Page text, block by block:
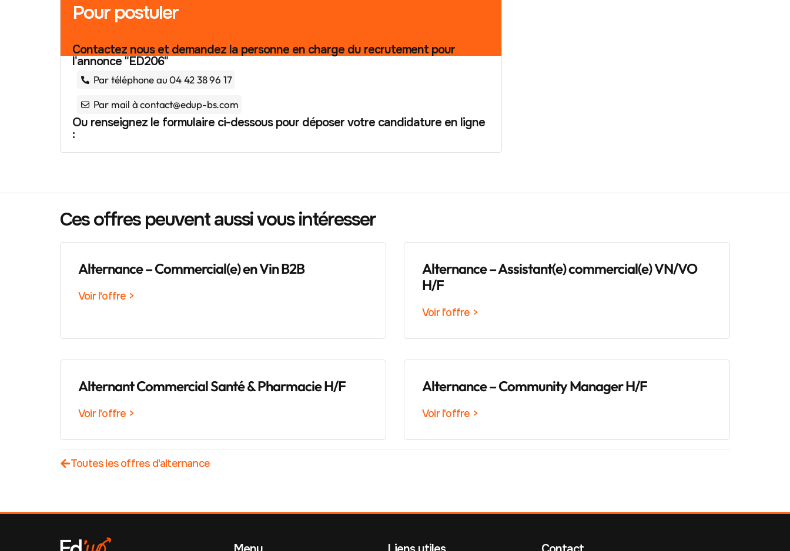
Pour postuler
Contactez nous et demandez la personne en charge du recrutement pour
l'annonce "ED206"
Par téléphone au 04 42 38 96 17
Par mail à contact@edup-bs.com
Ou renseignez le formulaire ci-dessous pour déposer votre candidature en ligne
:
Ces offres peuvent aussi vous intéresser
Alternance – Commercial(e) en Vin B2B
Voir l'offre >
Alternance – Assistant(e) commercial(e) VN/VO
H/F
Voir l'offre >
Alternant Commercial Santé & Pharmacie H/F
Voir l'offre >
Alternance – Community Manager H/F
Voir l'offre >
Toutes les offres d'alternance